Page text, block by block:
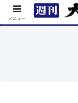
TOP 特集 ニ
メニュー